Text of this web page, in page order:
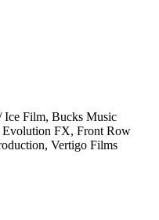
Ice Film, Bucks Music
FX, Front Row
Vertigo Films